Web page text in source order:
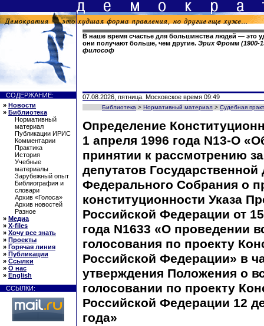
В наше время счастье для большинства людей — это
они получают больше, чем другие. Эрих Фромм (1900-
философ
СОДЕРЖАНИЕ:
» Новости
» Библиотека
Нормативный
материал
Публикации ИРИС
Комментарии
Практика
История
Учебные
материалы
Зарубежный опыт
Библиография и
словари
Архив «Голоса»
Архив новостей
Разное
» Медиа
» X-files
» Хочу все знать
» Проекты
» Горячая линия
» Публикации
» Ссылки
» О нас
» English
ССЫЛКИ:
07.08.2026, пятница. Московское время 09:49
Библиотека > Нормативный материал > Судебная
Определение
1 апреля 1996 года N13-О
принятии к рассмотрению
депутатов
Федерального Собрания о
конституционности Указа
Российской Федерации от
года N1633 «О проведении
голосования по проекту
Российской Федерации» в
утверждения Положения о
голосовании по проекту
Российской Федерации 12
года»